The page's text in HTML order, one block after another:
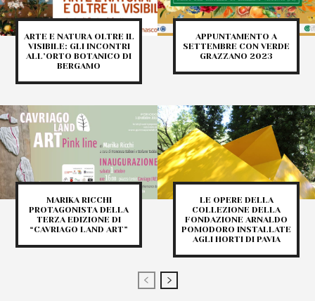
ARTE E NATURA OLTRE IL
VISIBILE: GLI INCONTRI
ALL’ORTO BOTANICO DI
BERGAMO
APPUNTAMENTO A
SETTEMBRE CON VERDE
GRAZZANO 2023
MARIKA RICCHI
PROTAGONISTA DELLA
TERZA EDIZIONE DI
“CAVRIAGO LAND ART”
LE OPERE DELLA
COLLEZIONE DELLA
FONDAZIONE ARNALDO
POMODORO INSTALLATE
AGLI HORTI DI PAVIA